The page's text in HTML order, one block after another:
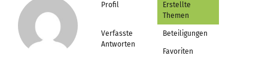
Profil
Erstellte
Themen
Verfasste
Antworten
Beteiligungen
Favoriten